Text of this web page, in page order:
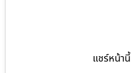
แชร์หน้านี้